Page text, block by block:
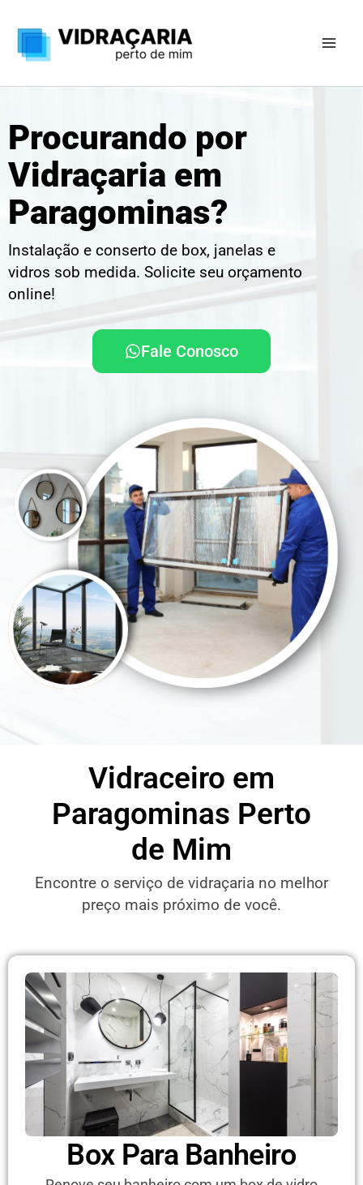
para
Procurando por
Vidraçaria em
Paragominas?
Instalação e conserto de box, janelas e
vidros sob medida. Solicite seu orçamento
online!
Fale Conosco
Vidraceiro em
Paragominas Perto
de Mim
Encontre o serviço de vidraçaria no melhor
preço mais próximo de você.
Box Para Banheiro